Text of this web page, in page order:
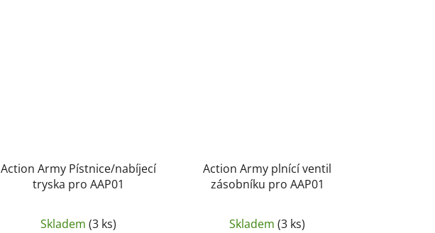
Action Army Pístnice/nabíjecí
tryska pro AAP01
Skladem(3 ks)
Action Army plnící ventil
zásobníku pro AAP01
Skladem(3 ks)